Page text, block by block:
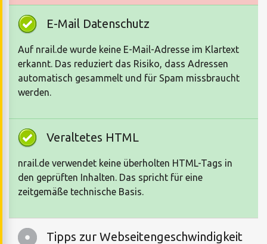
E-Mail Datenschutz
Auf nrail.de wurde keine E-Mail-Adresse im Klartext
erkannt. Das reduziert das Risiko, dass Adressen
automatisch gesammelt und für Spam missbraucht
werden.
Veraltetes HTML
nrail.de verwendet keine überholten HTML-Tags in
den geprüften Inhalten. Das spricht für eine
zeitgemäße technische Basis.
Tipps zur Webseitengeschwindigkeit